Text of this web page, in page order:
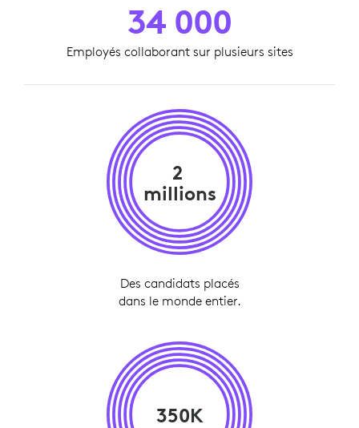
34 000
Employés collaborant sur plusieurs sites
2
millions
Des candidats placés
dans le monde entier.
350K